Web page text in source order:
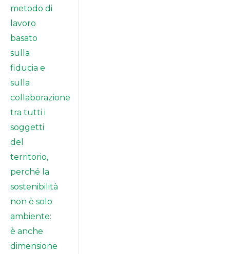
metodo di
lavoro
basato
sulla
fiducia e
sulla
collaborazione
tra tutti i
soggetti
del
territorio,
perché la
sostenibilità
non è solo
ambiente:
è anche
dimensione